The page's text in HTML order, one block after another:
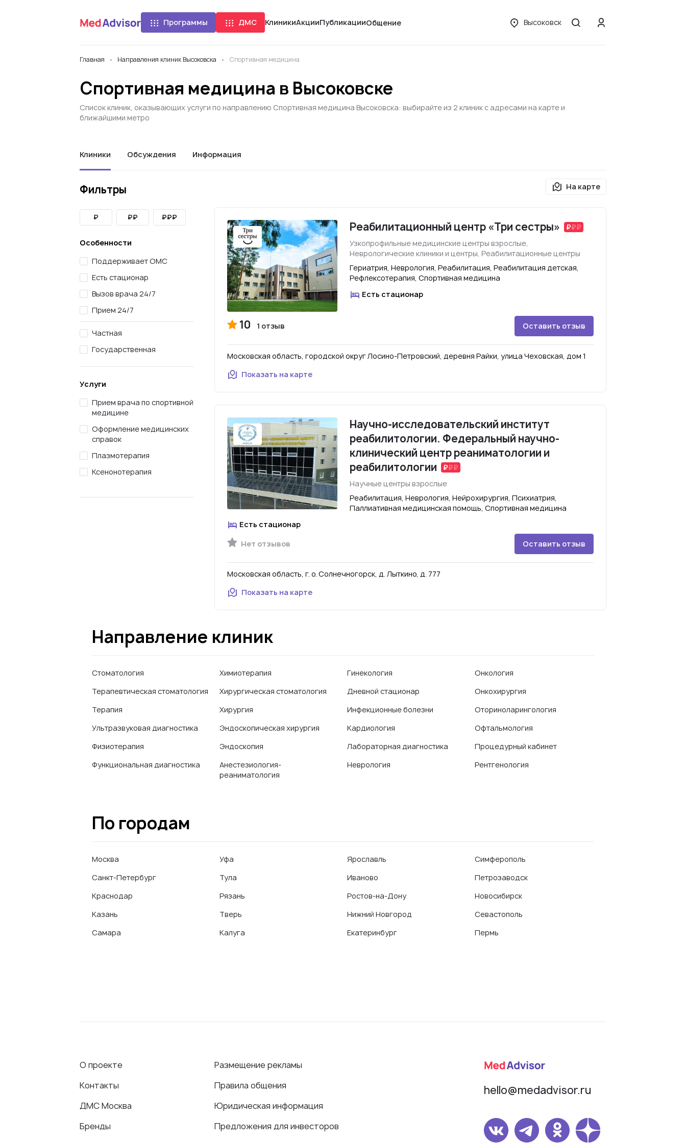
Программы ДМС КлиникиАкцииПубликацииОбщение Высоковск
Главная Направления клиник Высоковска Спортивная медицина
Спортивная медицина в Высоковске
Список клиник, оказывающих услуги по направлению Спортивная медицина Высоковска: выбирайте из 2 клиник с адресами на карте и
ближайшими метро
Клиники Обсуждения Информация
Фильтры
₽ ₽₽ ₽₽₽
Особенности
Поддерживает ОМС
Есть стационар
Вызов врача 24/7
Прием 24/7
Частная
Государственная
Услуги
Прием врача по спортивной
медицине
Оформление медицинских
справок
Плазмотерапия
Ксенонотерапия
На карте
Реабилитационный центр «Три сестры»
Узкопрофильные медицинские центры взрослые,
Неврологические клиники и центры, Реабилитационные центры
Гериатрия, Неврология, Реабилитация, Реабилитация детская,
Рефлексотерапия, Спортивная медицина
Есть стационар
10 1 отзыв Оставить отзыв
Московская область, городской округ Лосино-Петровский, деревня Райки, улица Чеховская, дом 1
Показать на карте
Научно-исследовательский институт
реабилитологии. Федеральный научно-
клинический центр реаниматологии и
реабилитологии
Научные центры взрослые
Реабилитация, Неврология, Нейрохирургия, Психиатрия,
Паллиативная медицинская помощь, Спортивная медицина
Есть стационар
Нет отзывов
Оставить отзыв
Московская область, г. о. Солнечногорск, д. Лыткино, д. 777
Показать на карте
Направление клиник
Стоматология
Терапевтическая стоматология
Терапия
Ультразвуковая диагностика
Физиотерапия
Функциональная диагностика
Химиотерапия
Хирургическая стоматология
Хирургия
Эндоскопическая хирургия
Эндоскопия
Анестезиология-
реаниматология
Гинекология
Дневной стационар
Инфекционные болезни
Кардиология
Лабораторная диагностика
Неврология
Онкология
Онкохирургия
Оториноларингология
Офтальмология
Процедурный кабинет
Рентгенология
По городам
Москва
Санкт-Петербург
Краснодар
Казань
Самара
Уфа
Тула
Рязань
Тверь
Калуга
Ярославль
Иваново
Ростов-на-Дону
Нижний Новгород
Екатеринбург
Симферополь
Петрозаводск
Новосибирск
Севастополь
Пермь
О проекте
Контакты
ДМС Москва
Бренды
Размещение рекламы
Правила общения
Юридическая информация
Предложения для инвесторов
hello@medadvisor.ru